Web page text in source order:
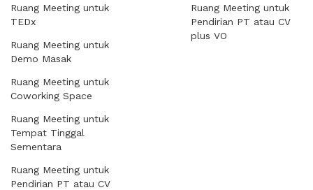
Ruang Meeting untuk
TEDx
Ruang Meeting untuk
Demo Masak
Ruang Meeting untuk
Coworking Space
Ruang Meeting untuk
Tempat Tinggal
Sementara
Ruang Meeting untuk
Pendirian PT atau CV
Ruang Meeting untuk
Pendirian PT atau CV
plus VO